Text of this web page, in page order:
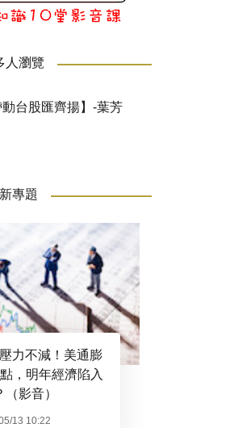
人瀏覽
動台股匯齊揚】-葉芳
專題
力不減！美通膨
，明年經濟陷入
（影音）
13 10:22